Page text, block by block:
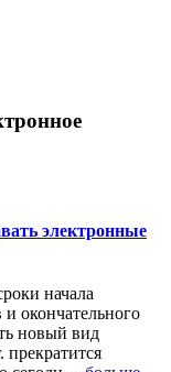
электронные
начала
окончательного
новый вид
прекратится